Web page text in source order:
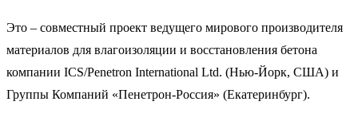
Это – совместный проект ведущего мирового производителя
материалов для влагоизоляции и восстановления бетона
компании ICS/Penetron International Ltd. (Нью-Йорк, США) и
Группы Компаний «Пенетрон-Россия» (Екатеринбург).